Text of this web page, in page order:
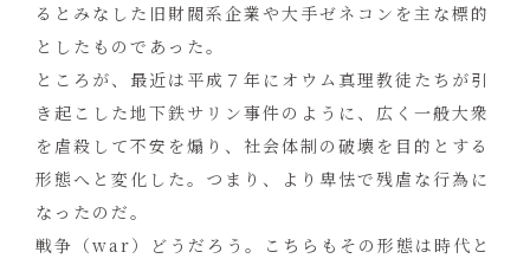
るとみなした旧財閥系企業や大手ゼネコンを主な標的
としたものであった。
ところが、最近は平成７年にオウム真理教徒たちが引
き起こした地下鉄サリン事件のように、広く一般大衆
を虐殺して不安を煽り、社会体制の破壊を目的とする
形態へと変化した。つまり、より卑怯で残虐な行為に
なったのだ。
戦争（war）どうだろう。こちらもその形態は時代と